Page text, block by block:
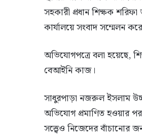
সহকারী প্রধান শিক্ষক
কার্যালয়ে সংবাদ সম্মেলন
অভিযোগপত্রে বলা হয়েছে,
বেআইনি কাজ।
সাধুরপাড়া নজরুল ইসলাম উচ্চ
অভিযোগ প্রমাণিত হওয়ার
সত্ত্বেও নিজেদের বাঁচানোর